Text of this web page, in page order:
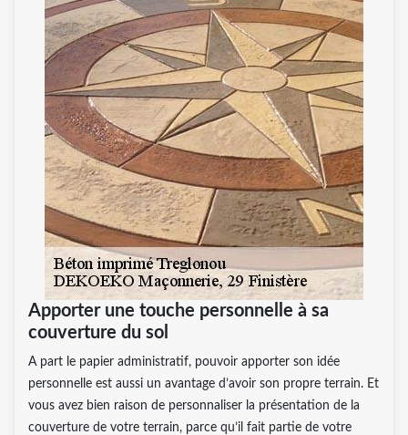
Apporter une touche personnelle à sa
couverture du sol
A part le papier administratif, pouvoir apporter son idée
personnelle est aussi un avantage d’avoir son propre terrain. Et
vous avez bien raison de personnaliser la présentation de la
couverture de votre terrain, parce qu’il fait partie de votre